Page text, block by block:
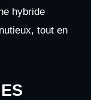
hybride
tout en